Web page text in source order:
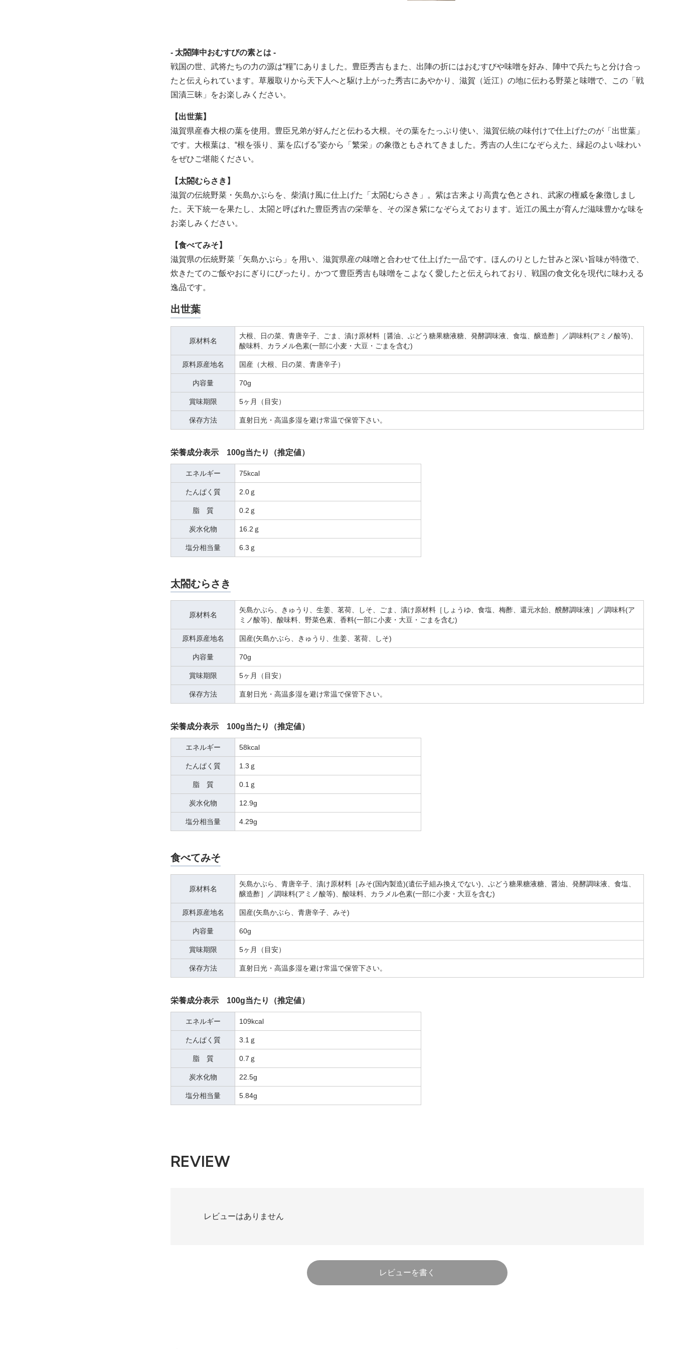
- 太閤陣中おむすびの素とは -
戦国の世、武将たちの力の源は“糧”にありました。豊臣秀吉もまた、出陣の折にはおむすびや味噌を好み、陣中で兵たちと分け合っ
たと伝えられています。草履取りから天下人へと駆け上がった秀吉にあやかり、滋賀（近江）の地に伝わる野菜と味噌で、この「戦
国漬三昧」をお楽しみください。
【出世葉】
滋賀県産春大根の葉を使用。豊臣兄弟が好んだと伝わる大根。その葉をたっぷり使い、滋賀伝統の味付けで仕上げたのが「出世葉」
です。大根葉は、“根を張り、葉を広げる”姿から「繁栄」の象徴ともされてきました。秀吉の人生になぞらえた、縁起のよい味わい
をぜひご堪能ください。
【太閤むらさき】
滋賀の伝統野菜・矢島かぶらを、柴漬け風に仕上げた「太閤むらさき」。紫は古来より高貴な色とされ、武家の権威を象徴しまし
た。天下統一を果たし、太閤と呼ばれた豊臣秀吉の栄華を、その深き紫になぞらえております。近江の風土が育んだ滋味豊かな味を
お楽しみください。
【食べてみそ】
滋賀県の伝統野菜「矢島かぶら」を用い、滋賀県産の味噌と合わせて仕上げた一品です。ほんのりとした甘みと深い旨味が特徴で、
炊きたてのご飯やおにぎりにぴったり。かつて豊臣秀吉も味噌をこよなく愛したと伝えられており、戦国の食文化を現代に味わえる
逸品です。
出世葉
原材料名
大根、日の菜、青唐辛子、ごま、漬け原材料［醤油、ぶどう糖果糖液糖、発酵調味液、食塩、醸造酢］／調味料(アミノ酸等)、
酸味料、カラメル色素(一部に小麦・大豆・ごまを含む)
原料原産地名 国産（大根、日の菜、青唐辛子）
内容量 70g
賞味期限 5ヶ月（目安）
保存方法 直射日光・高温多湿を避け常温で保管下さい。
栄養成分表示 100g当たり（推定値）
エネルギー 75kcal
たんぱく質 2.0ｇ
脂 質 0.2ｇ
炭水化物 16.2ｇ
塩分相当量 6.3ｇ
太閤むらさき
原材料名
矢島かぶら、きゅうり、生姜、茗荷、しそ、ごま、漬け原材料［しょうゆ、食塩、梅酢、還元水飴、醗酵調味液］／調味料(ア
ミノ酸等)、酸味料、野菜色素、香料(一部に小麦・大豆・ごまを含む)
原料原産地名 国産(矢島かぶら、きゅうり、生姜、茗荷、しそ)
内容量 70g
賞味期限 5ヶ月（目安）
保存方法 直射日光・高温多湿を避け常温で保管下さい。
栄養成分表示 100g当たり（推定値）
エネルギー 58kcal
たんぱく質 1.3ｇ
脂 質 0.1ｇ
炭水化物 12.9g
塩分相当量 4.29g
食べてみそ
原材料名
矢島かぶら、青唐辛子、漬け原材料［みそ(国内製造)(遺伝子組み換えでない)、ぶどう糖果糖液糖、醤油、発酵調味液、食塩、
醸造酢］／調味料(アミノ酸等)、酸味料、カラメル色素(一部に小麦・大豆を含む)
原料原産地名 国産(矢島かぶら、青唐辛子、みそ)
内容量 60g
賞味期限 5ヶ月（目安）
保存方法 直射日光・高温多湿を避け常温で保管下さい。
栄養成分表示 100g当たり（推定値）
エネルギー 109kcal
たんぱく質 3.1ｇ
脂 質 0.7ｇ
炭水化物 22.5g
塩分相当量 5.84g
REVIEW
レビューはありません
レビューを書く